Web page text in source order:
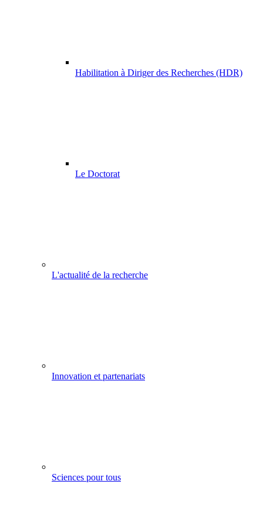
Habilitation à Diriger des Recherches (HDR)
Le Doctorat
L'actualité de la recherche
Innovation et partenariats
Sciences pour tous